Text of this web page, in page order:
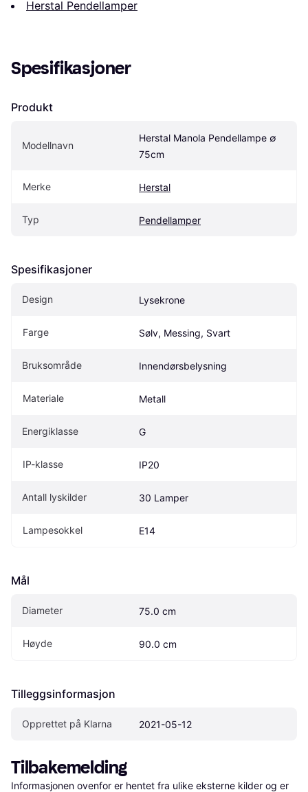
Herstal Pendellamper
Spesifikasjoner
Produkt
Modellnavn
Herstal Manola Pendellampe ∅
75cm
Merke Herstal
Typ Pendellamper
Spesifikasjoner
Design Lysekrone
Farge Sølv, Messing, Svart
Bruksområde Innendørsbelysning
Materiale Metall
Energiklasse G
IP-klasse IP20
Antall lyskilder 30 Lamper
Lampesokkel E14
Mål
Diameter 75.0 cm
Høyde 90.0 cm
Tilleggsinformasjon
Opprettet på Klarna 2021-05-12
Tilbakemelding
Informasjonen ovenfor er hentet fra ulike eksterne kilder og er